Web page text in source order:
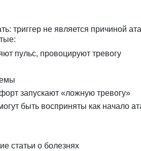
триггер не является причиной
пульс, провоцируют тревогу
запускают «ложную тревогу»
быть восприняты как начало
статьи о болезнях